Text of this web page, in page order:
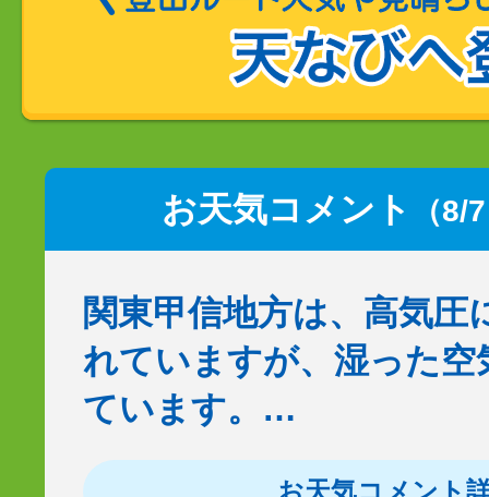
お天気コメント （8/
関東甲信地方は、高気圧
れていますが、湿った空
ています。…
お天気コメント